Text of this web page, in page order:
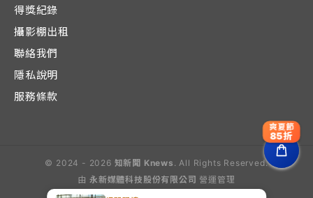
得獎紀錄
攝影棚出租
聯絡我們
隱私說明
服務條款
© 2024 - 2026 知新聞 Knews . All Rights Reserved.
由 永新媒體科技股份有限公司 營運管理
Operated by E-Lite Media Co., Ltd.
爽夏節
85折